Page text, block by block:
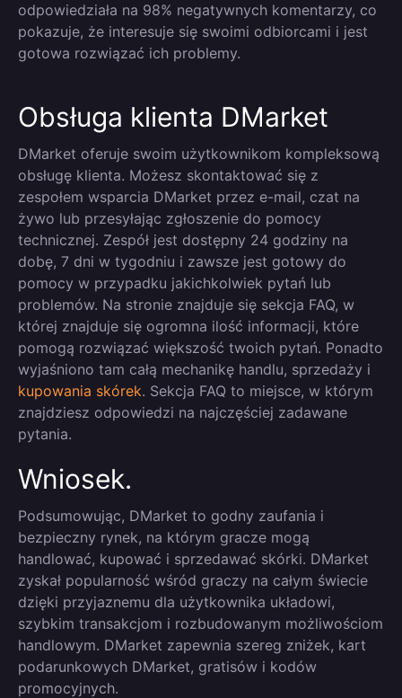
odpowiedziała na 98% negatywnych komentarzy, co
pokazuje, że interesuje się swoimi odbiorcami i jest
gotowa rozwiązać ich problemy.
Obsługa klienta DMarket
DMarket oferuje swoim użytkownikom kompleksową
obsługę klienta. Możesz skontaktować się z
zespołem wsparcia DMarket przez e-mail, czat na
żywo lub przesyłając zgłoszenie do pomocy
technicznej. Zespół jest dostępny 24 godziny na
dobę, 7 dni w tygodniu i zawsze jest gotowy do
pomocy w przypadku jakichkolwiek pytań lub
problemów. Na stronie znajduje się sekcja FAQ, w
której znajduje się ogromna ilość informacji, które
pomogą rozwiązać większość twoich pytań. Ponadto
wyjaśniono tam całą mechanikę handlu, sprzedaży i
kupowania skórek. Sekcja FAQ to miejsce, w którym
znajdziesz odpowiedzi na najczęściej zadawane
pytania.
Wniosek.
Podsumowując, DMarket to godny zaufania i
bezpieczny rynek, na którym gracze mogą
handlować, kupować i sprzedawać skórki. DMarket
zyskał popularność wśród graczy na całym świecie
dzięki przyjaznemu dla użytkownika układowi,
szybkim transakcjom i rozbudowanym możliwościom
handlowym. DMarket zapewnia szereg zniżek, kart
podarunkowych DMarket, gratisów i kodów
promocyjnych.